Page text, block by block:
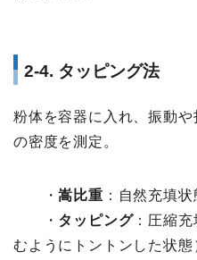
2-4. タッピング法
粉体を容器に入れ、振動
の密度を測定。
・嵩比重 ：自然充填
・ タッピング：圧縮充
むようにトントンした状態